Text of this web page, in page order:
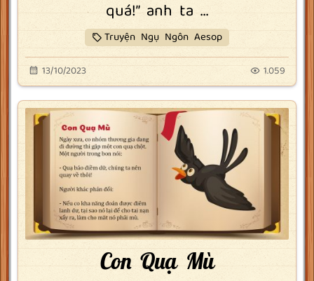
quá!” anh ta ...
Truyện Ngụ Ngôn Aesop
13/10/2023 1.059
Con Quạ Mù